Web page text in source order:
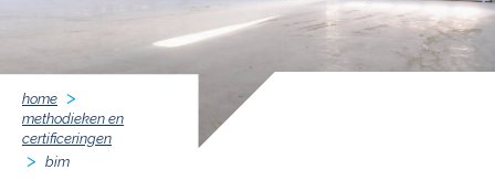
home
methodieken en
certificeringen
bim